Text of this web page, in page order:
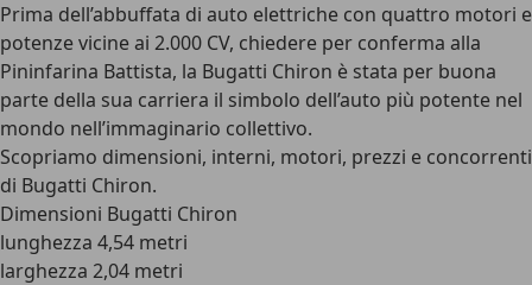
Prima dell’abbuffata di auto elettriche con quattro motori e
potenze vicine ai 2.000 CV, chiedere per conferma alla
Pininfarina Battista, la Bugatti Chiron è stata per buona
parte della sua carriera il simbolo dell’auto più potente nel
mondo nell’immaginario collettivo.
Scopriamo dimensioni, interni, motori, prezzi e concorrenti
di Bugatti Chiron.
Dimensioni Bugatti Chiron
lunghezza 4,54 metri
larghezza 2,04 metri